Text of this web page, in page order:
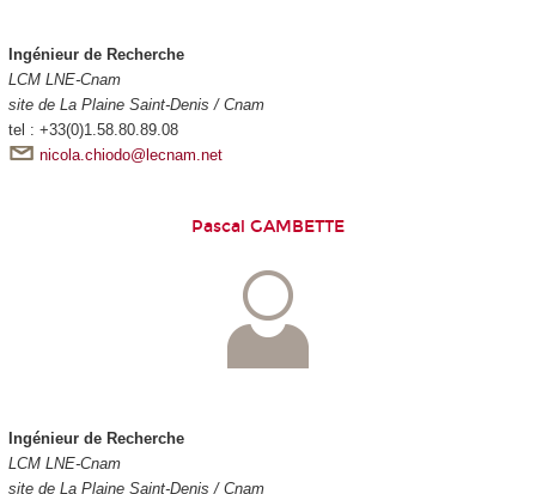
Ingénieur de Recherche
LCM LNE-Cnam
site de La Plaine Saint-Denis / Cnam
tel : +33(0)1.58.80.89.08
nicola.chiodo@lecnam.net
Pascal GAMBETTE
Ingénieur de Recherche
LCM LNE-Cnam
site de La Plaine Saint-Denis / Cnam